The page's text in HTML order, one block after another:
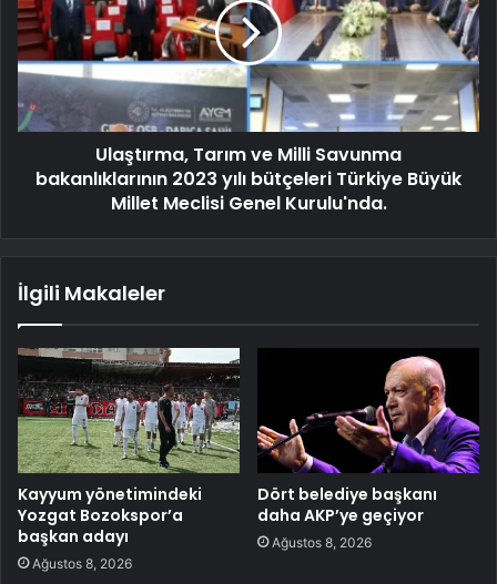
Ulaştırma, Tarım ve Milli Savunma
bakanlıklarının 2023 yılı bütçeleri Türkiye Büyük
Millet Meclisi Genel Kurulu'nda.
İlgili Makaleler
Kayyum yönetimindeki
Yozgat Bozokspor’a
başkan adayı
Ağustos 8, 2026
Dört belediye başkanı
daha AKP’ye geçiyor
Ağustos 8, 2026